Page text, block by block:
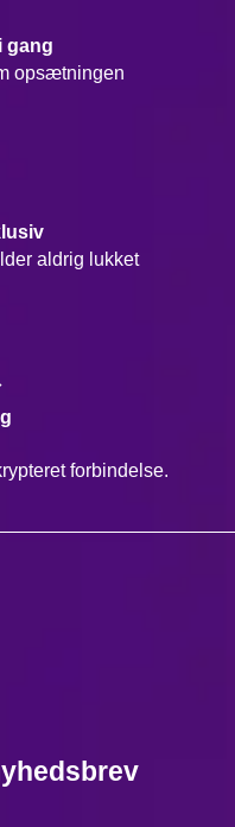
gang
opsætningen
aldrig lukket
forbindelse.